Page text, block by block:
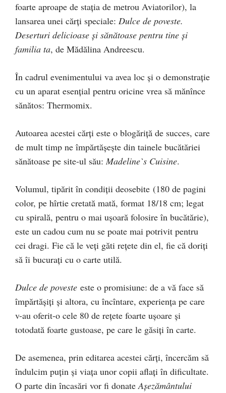
foarte aproape de stația de metrou Aviatorilor), la
lansarea unei cărți speciale: Dulce de poveste.
Deserturi delicioase și sănătoase pentru tine și
familia ta, de Mădălina Andreescu.
În cadrul evenimentului va avea loc și o demonstrație
cu un aparat esențial pentru oricine vrea să mănînce
sănătos: Thermomix.
Autoarea acestei cărți este o blogăriță de succes, care
de mult timp ne împărtășește din tainele bucătăriei
sănătoase pe site-ul său: Madeline`s Cuisine.
Volumul, tipărit în condiții deosebite (180 de pagini
color, pe hîrtie cretată mată, format 18/18 cm; legat
cu spirală, pentru o mai ușoară folosire în bucătărie),
este un cadou cum nu se poate mai potrivit pentru
cei dragi. Fie că le veți găti rețete din el, fie că doriți
să îi bucurați cu o carte utilă.
Dulce de poveste este o promisiune: de a vă face să
împărtășiți și altora, cu încîntare, experiența pe care
v-au oferit-o cele 80 de rețete foarte ușoare și
totodată foarte gustoase, pe care le găsiți în carte.
De asemenea, prin editarea acestei cărți, încercăm să
îndulcim puțin și viața unor copii aflați în dificultate.
O parte din încasări vor fi donateAșezământului